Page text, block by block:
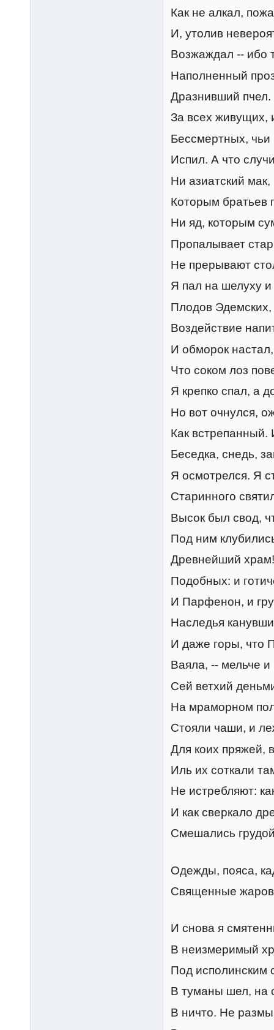
Как не алкал,
И, утолив
Возжаждал -- ибо
Наполненный
Дразнивший пчел.
За всех живущих,
Бессмертных,
Испил. А что
Ни азиатский мак,
Которым братьев
Ни яд, которым
Пропалывает
Не прерывают
Я пал на шелуху и
Плодов
Воздействие
И обморок
Что соком лоз
Я крепко спал, а
Но вот очнулся,
Как встрепанный.
Беседка, снедь,
Я осмотрелся. Я
Старинного
Высок был свод,
Под ним
Древнейший
Подобных: и
И Парфенон, и
Наследья
И даже горы, что
Ваяла, -- мельче
Сей ветхий
На мраморном
Стояли чаши, и
Для коих пряжей,
Иль их соткали
Не истребляют:
И как сверкало
Смешались
Одежды, пояса,
Священные
И снова я
В неизмеримый
Под исполинским
В туманы шел, на
В ничто. Не